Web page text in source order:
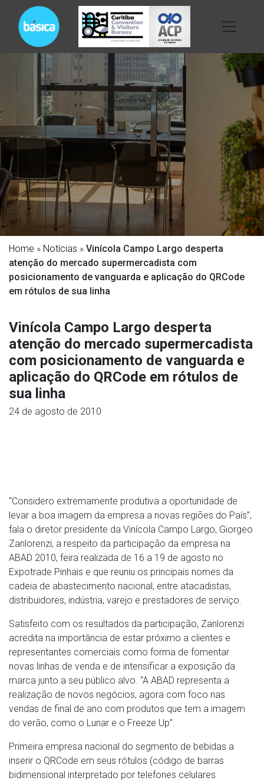
Home » Notícias » Vinícola Campo Largo desperta
atenção do mercado supermercadista com
posicionamento de vanguarda e aplicação do QRCode
em rótulos de sua linha
Vinícola Campo Largo desperta
atenção do mercado supermercadista
com posicionamento de vanguarda e
aplicação do QRCode em rótulos de
sua linha
24 de agosto de 2010
“Considero extremamente produtiva a oportunidade de
levar a boa imagem da empresa a novas regiões do País”,
fala o diretor presidente da Vinícola Campo Largo, Giorgeo
Zanlorenzi, a respeito da participação da empresa na
ABAD 2010, feira realizada de 16 a 19 de agosto no
Expotrade Pinhais e que reuniu os principais nomes da
cadeia de abastecimento nacional, entre atacadistas,
distribuidores, indústria, varejo e prestadores de serviço.
Satisfeito com os resultados da participação, Zanlorenzi
acredita na importância de estar próximo a clientes e
representantes comerciais como forma de fomentar
novas linhas de venda e de intensificar a exposição da
marca junto a seu público alvo. “A ABAD representa a
realização de novos negócios, agora com foco nas
vendas de final de ano com produtos que tem a imagem
do verão, como o Lunar e o Freeze Up”.
Primeira empresa nacional do segmento de bebidas a
inserir o QRCode em seus rótulos (código de barras
bidimensional interpretado por telefones celulares